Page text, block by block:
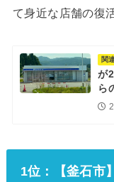
て身近な店舗の復
関
が
ら
1位：【釜石市